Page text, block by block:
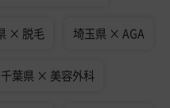
× 脱毛 埼玉県 × AGA
千葉県 × 美容外科